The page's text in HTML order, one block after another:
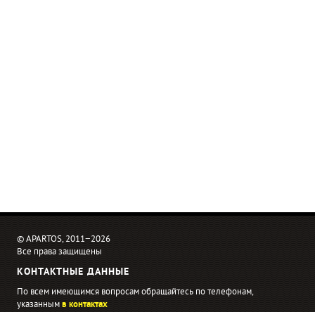
© APARTOS, 2011−2026
Все права защищены
КОНТАКТНЫЕ ДАННЫЕ
По всем имеющимся вопросам обращайтесь по телефонам,
указаннымв контактах